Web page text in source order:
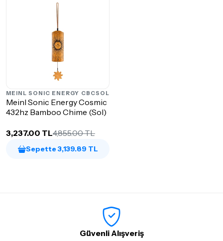
MEINL SONIC ENERGY CBCSOL
Meinl Sonic Energy Cosmic
432hz Bamboo Chime (Sol)
3,237.00 TL4,855.00 TL
Sepette 3,139.89 TL
Güvenli Alışveriş